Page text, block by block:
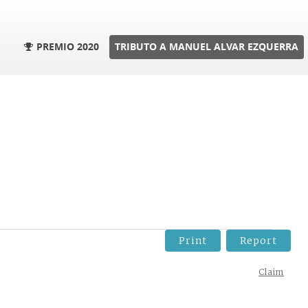
PREMIO 2020 TRIBUTO A MANUEL ALVAR EZQUERRA
Print Report
Claim